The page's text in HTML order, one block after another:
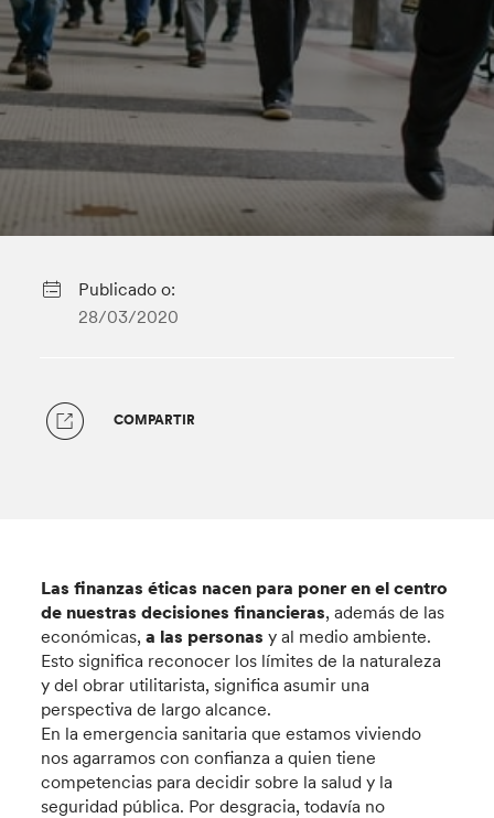
Publicado o:
28/03/2020
COMPARTIR
Las finanzas éticas nacen para poner en el centro
de nuestras decisiones financieras, además de las
económicas,a las personas y al medio ambiente.
Esto significa reconocer los límites de la naturaleza
y del obrar utilitarista, significa asumir una
perspectiva de largo alcance.
En la emergencia sanitaria que estamos viviendo
nos agarramos con confianza a quien tiene
competencias para decidir sobre la salud y la
seguridad pública. Por desgracia, todavía no